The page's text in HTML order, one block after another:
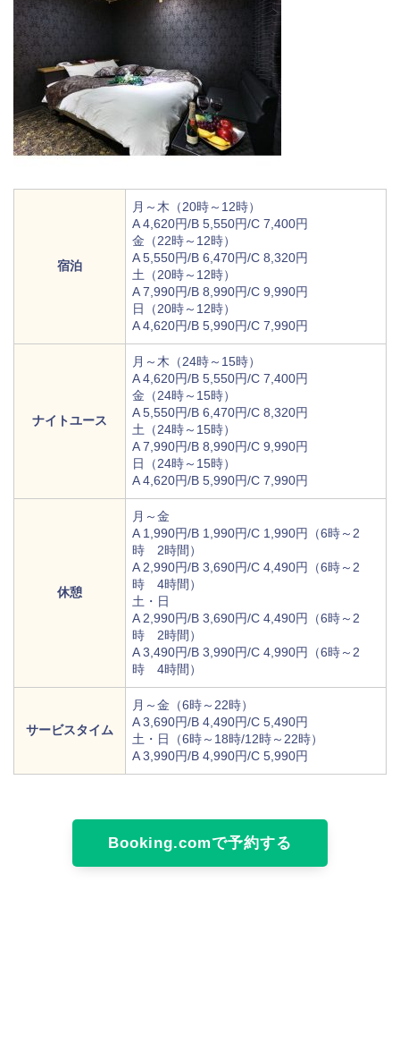
宿泊
月～木（20時～12時）
A 4,620円/B 5,550円/C 7,400円
金（22時～12時）
A 5,550円/B 6,470円/C 8,320円
土（20時～12時）
A 7,990円/B 8,990円/C 9,990円
日（20時～12時）
A 4,620円/B 5,990円/C 7,990円
ナイトユース
月～木（24時～15時）
A 4,620円/B 5,550円/C 7,400円
金（24時～15時）
A 5,550円/B 6,470円/C 8,320円
土（24時～15時）
A 7,990円/B 8,990円/C 9,990円
日（24時～15時）
A 4,620円/B 5,990円/C 7,990円
休憩
月～金
A 1,990円/B 1,990円/C 1,990円（6時～2
時 2時間）
A 2,990円/B 3,690円/C 4,490円（6時～2
時 4時間）
土・日
A 2,990円/B 3,690円/C 4,490円（6時～2
時 2時間）
A 3,490円/B 3,990円/C 4,990円（6時～2
時 4時間）
サービスタイム
月～金（6時～22時）
A 3,690円/B 4,490円/C 5,490円
土・日（6時～18時/12時～22時）
A 3,990円/B 4,990円/C 5,990円
Booking.comで予約する